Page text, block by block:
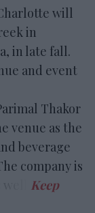
will
in
in late fall.
and event
Thakor
venue as the
beverage
company is